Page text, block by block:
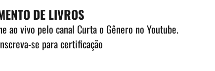
DE LIVROS
ao vivo pelo canal Curta o Gênero no Youtube.
se para certificação